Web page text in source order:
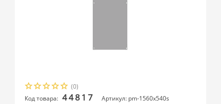
(0)
Код товара: 44817
Артикул: pm-1560x540s